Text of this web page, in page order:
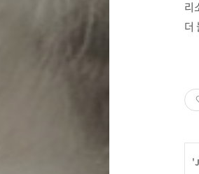
리
더
'